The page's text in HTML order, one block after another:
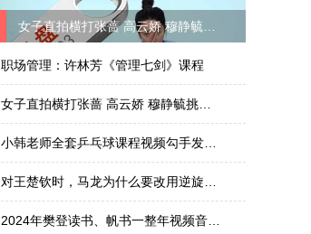
职场管理：许林芳《管理七剑》课程